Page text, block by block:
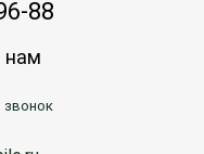
88
нам
звонок